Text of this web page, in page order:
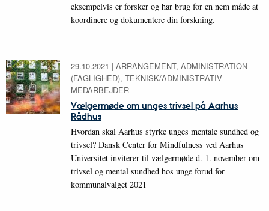
eksempelvis er forsker og har brug for en nem måde at
koordinere og dokumentere din forskning.
29.10.2021 | ARRANGEMENT, ADMINISTRATION
(FAGLIGHED), TEKNISK/ADMINISTRATIV
MEDARBEJDER
Vælgermøde om unges trivsel på Aarhus
Rådhus
Hvordan skal Aarhus styrke unges mentale sundhed og
trivsel? Dansk Center for Mindfulness ved Aarhus
Universitet inviterer til vælgermøde d. 1. november om
trivsel og mental sundhed hos unge forud for
kommunalvalget 2021